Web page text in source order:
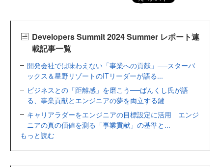
Developers Summit 2024 Summer レポート連
載記事一覧
開発会社では味わえない「事業への貢献」──スターバ
ックス＆星野リゾートのITリーダーが語る...
ビジネスとの「距離感」を磨こう──ばんくし氏が語
る、事業貢献とエンジニアの夢を両立する鍵
キャリアラダーをエンジニアの目標設定に活用 エンジ
ニアの真の価値を測る「事業貢献」の基準と...
もっと読む